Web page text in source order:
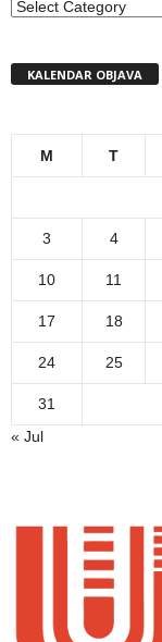
MENI
KALENDAR OBJAVA
M T
3 4
10 11
17 18
24 25
31
« Jul